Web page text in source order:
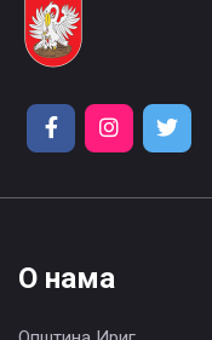
О нама